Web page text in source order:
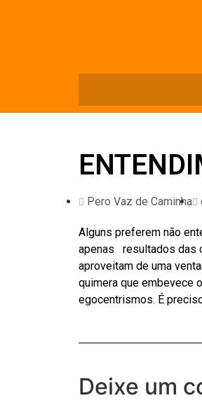
Pero Vaz de Caminha
Alguns preferem não
apenas resultados das
aproveitam de uma
quimera que embevece
egocentrismos. É
Deixe um